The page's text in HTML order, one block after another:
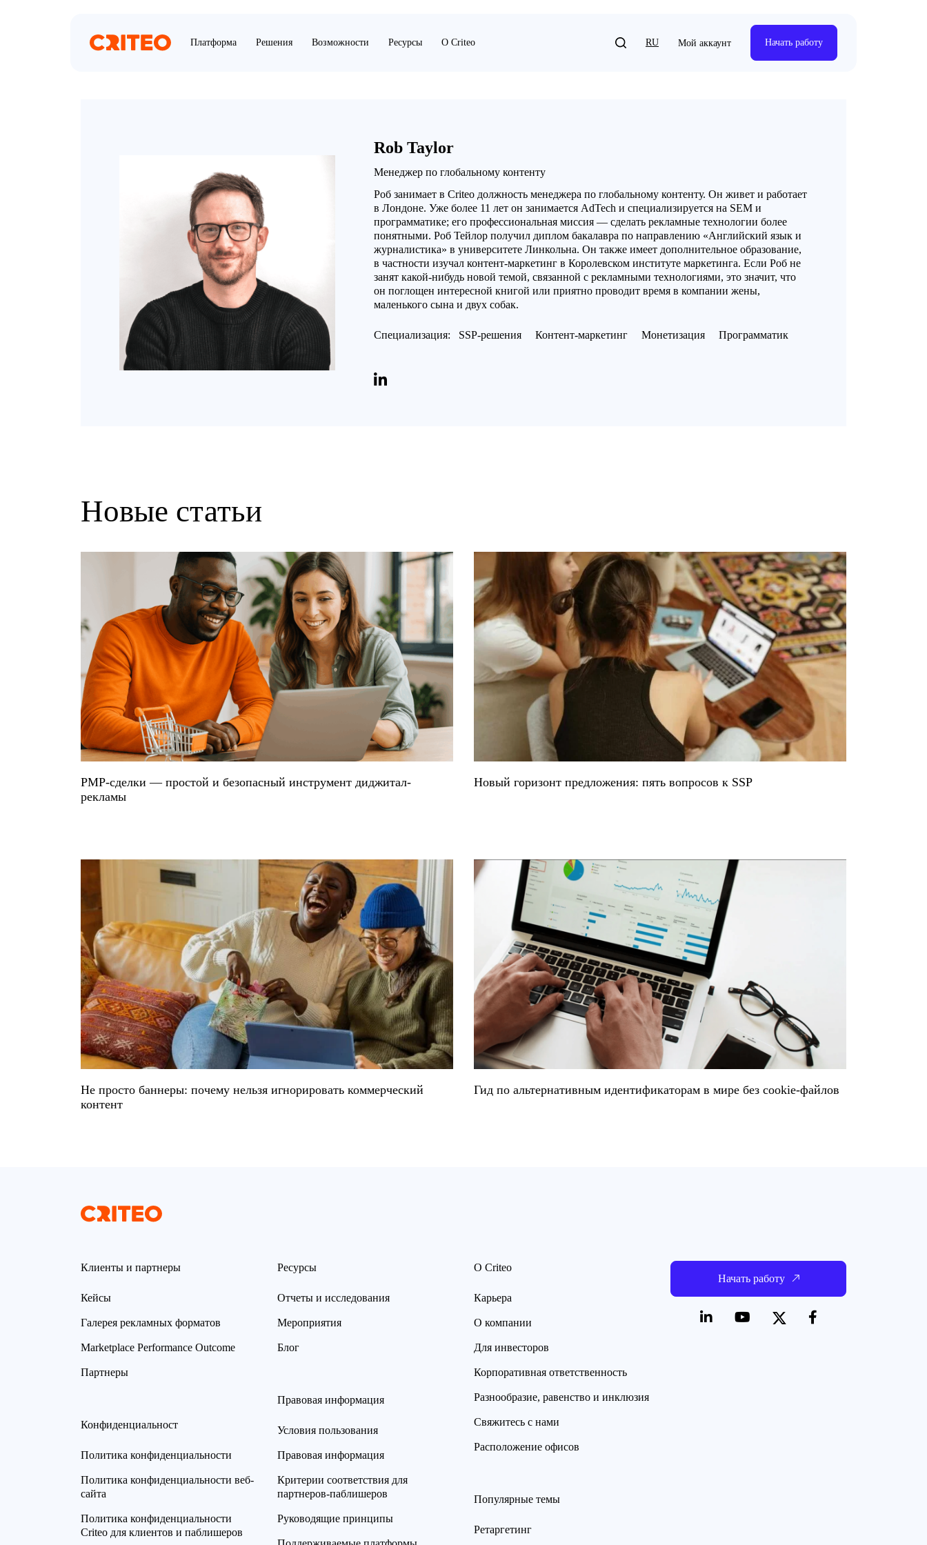
Платформа Решения Возможности Ресурсы О Criteo RU Мой аккаунт Начать работу
Rob Taylor
Менеджер по глобальному контенту
Роб занимает в Criteo должность менеджера по глобальному контенту. Он живет и работает
в Лондоне. Уже более 11 лет он занимается AdTech и специализируется на SEM и
программатике; его профессиональная миссия — сделать рекламные технологии более
понятными. Роб Тейлор получил диплом бакалавра по направлению «Английский язык и
журналистика» в университете Линкольна. Он также имеет дополнительное образование,
в частности изучал контент-маркетинг в Королевском институте маркетинга. Если Роб не
занят какой-нибудь новой темой, связанной с рекламными технологиями, это значит, что
он поглощен интересной книгой или приятно проводит время в компании жены,
маленького сына и двух собак.
Специализация: SSP-решения Контент-маркетинг Монетизация Программатик
Новые статьи
PMP-сделки — простой и безопасный инструмент диджитал-
рекламы
Новый горизонт предложения: пять вопросов к SSP
Не просто баннеры: почему нельзя игнорировать коммерческий
контент
Гид по альтернативным идентификаторам в мире без cookie-файлов
Клиенты и партнеры
Кейсы
Галерея рекламных форматов
Marketplace Performance Outcome
Партнеры
Конфиденциальност
Политика конфиденциальности
Политика конфиденциальности веб-
сайта
Политика конфиденциальности
Criteo для клиентов и паблишеров
Ресурсы
Отчеты и исследования
Мероприятия
Блог
Правовая информация
Условия пользования
Правовая информация
Критерии соответствия для
партнеров-паблишеров
Руководящие принципы
О Criteo
Карьера
О компании
Для инвесторов
Корпоративная ответственность
Разнообразие, равенство и инклюзия
Свяжитесь с нами
Расположение офисов
Популярные темы
Ретаргетинг
Начать работу